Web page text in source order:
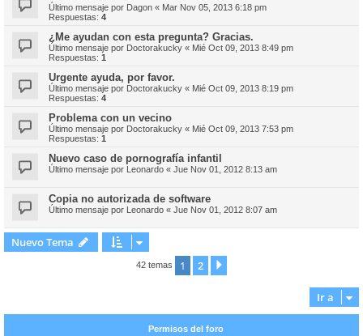
Último mensaje por Dagon « Mar Nov 05, 2013 6:18 pm
Respuestas: 4
¿Me ayudan con esta pregunta? Gracias.
Último mensaje por Doctorakucky « Mié Oct 09, 2013 8:49 pm
Respuestas: 1
Urgente ayuda, por favor.
Último mensaje por Doctorakucky « Mié Oct 09, 2013 8:19 pm
Respuestas: 4
Problema con un vecino
Último mensaje por Doctorakucky « Mié Oct 09, 2013 7:53 pm
Respuestas: 1
Nuevo caso de pornografía infantil
Último mensaje por Leonardo « Jue Nov 01, 2012 8:13 am
Copia no autorizada de software
Último mensaje por Leonardo « Jue Nov 01, 2012 8:07 am
Nuevo Tema
42 temas 1 2
Ir a
Permisos del foro